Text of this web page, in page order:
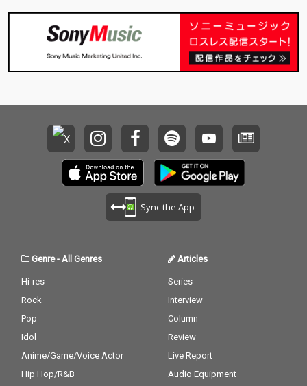
Sync the App
Genre- All Genres
Hi-res
Rock
Pop
Idol
Anime/Game/Voice Actor
Hip Hop/R&B
Articles
Series
Interview
Column
Review
Live Report
Audio Equipment